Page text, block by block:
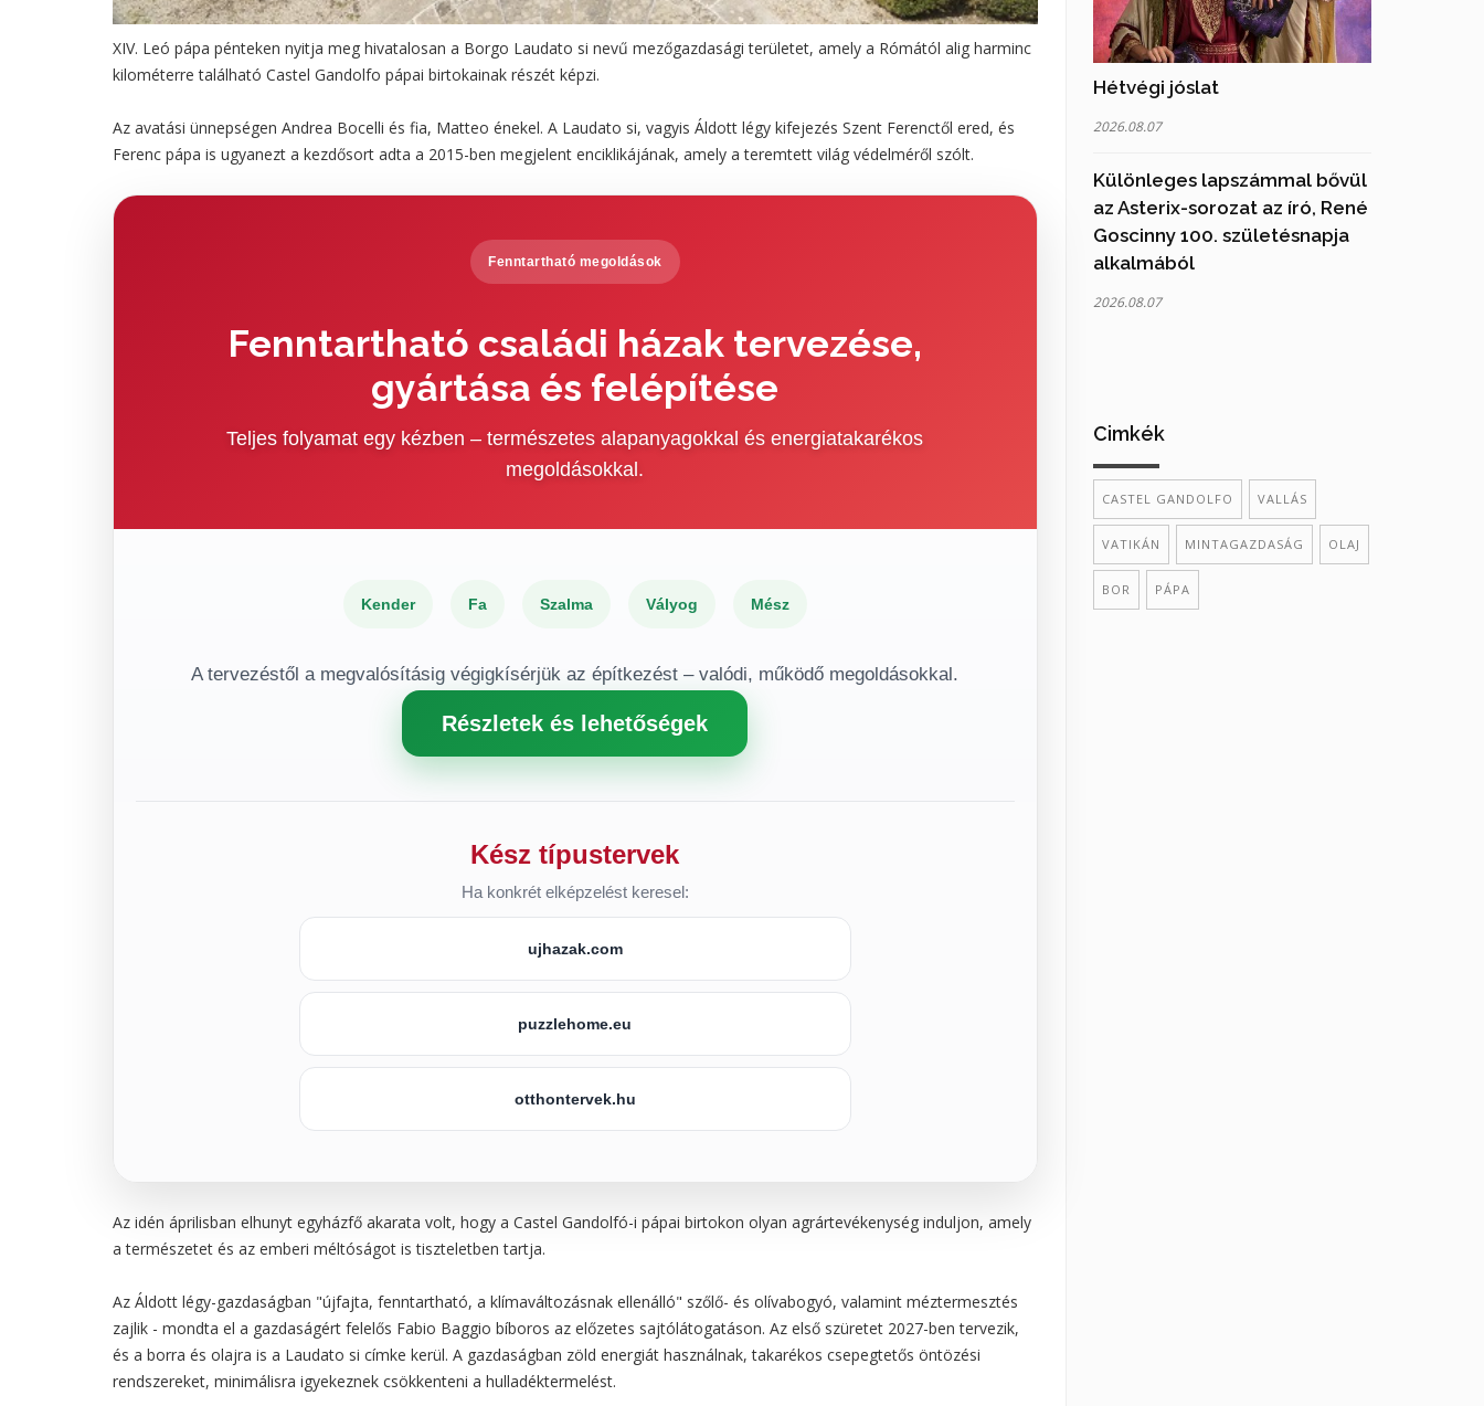
XIV. Leó pápa pénteken nyitja meg hivatalosan a Borgo Laudato si nevű mezőgazdasági területet, amely a Rómától alig harminc
kilométerre található Castel Gandolfo pápai birtokainak részét képzi.
Az avatási ünnepségen Andrea Bocelli és fia, Matteo énekel. A Laudato si, vagyis Áldott légy kifejezés Szent Ferenctől ered, és
Ferenc pápa is ugyanezt a kezdősort adta a 2015-ben megjelent enciklikájának, amely a teremtett világ védelméről szólt.
Fenntartható megoldások
Fenntartható családi házak tervezése,
gyártása és felépítése
Teljes folyamat egy kézben – természetes alapanyagokkal és energiatakarékos
megoldásokkal.
Kender Fa Szalma Vályog Mész
A tervezéstől a megvalósításig végigkísérjük az építkezést – valódi, működő megoldásokkal.
Részletek és lehetőségek
Kész típustervek
Ha konkrét elképzelést keresel:
ujhazak.com
puzzlehome.eu
otthontervek.hu
Az idén áprilisban elhunyt egyházfő akarata volt, hogy a Castel Gandolfó-i pápai birtokon olyan agrártevékenység induljon, amely
a természetet és az emberi méltóságot is tiszteletben tartja.
Az Áldott légy-gazdaságban "újfajta, fenntartható, a klímaváltozásnak ellenálló" szőlő- és olívabogyó, valamint méztermesztés
zajlik - mondta el a gazdaságért felelős Fabio Baggio bíboros az előzetes sajtólátogatáson. Az első szüretet 2027-ben tervezik,
és a borra és olajra is a Laudato si címke kerül. A gazdaságban zöld energiát használnak, takarékos csepegtetős öntözési
rendszereket, minimálisra igyekeznek csökkenteni a hulladéktermelést.
Hétvégi jóslat
2026.08.07
Különleges lapszámmal bővül
az Asterix-sorozat az író, René
Goscinny 100. születésnapja
alkalmából
2026.08.07
Cimkék
CASTEL GANDOLFO VALLÁS
VATIKÁN MINTAGAZDASÁG OLAJ
BOR PÁPA